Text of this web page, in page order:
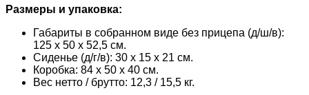
Размеры и упаковка:
Габариты в собранном виде без прицепа (д/ш/в):
125 х 50 х 52,5 см.
Сиденье (д/г/в): 30 х 15 х 21 см.
Коробка: 84 х 50 х 40 см.
Вес нетто / брутто: 12,3 / 15,5 кг.